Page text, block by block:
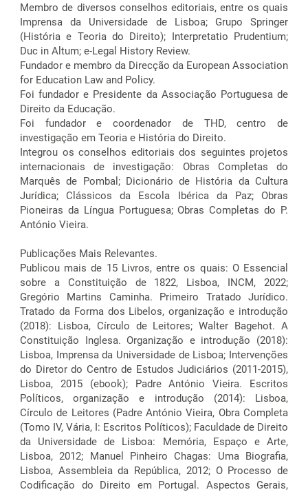
Membro de diversos conselhos editoriais, entre os quais
Imprensa da Universidade de Lisboa; Grupo Springer
(História e Teoria do Direito); Interpretatio Prudentium;
Duc in Altum; e-Legal History Review.
Fundador e membro da Direcção da European Association
for Education Law and Policy.
Foi fundador e Presidente da Associação Portuguesa de
Direito da Educação.
Foi fundador e coordenador de THD, centro de
investigação em Teoria e História do Direito.
Integrou os conselhos editoriais dos seguintes projetos
internacionais de investigação: Obras Completas do
Marquês de Pombal; Dicionário de História da Cultura
Jurídica; Clássicos da Escola Ibérica da Paz; Obras
Pioneiras da Língua Portuguesa; Obras Completas do P.
António Vieira.
Publicações Mais Relevantes.
Publicou mais de 15 Livros, entre os quais: O Essencial
sobre a Constituição de 1822, Lisboa, INCM, 2022;
Gregório Martins Caminha. Primeiro Tratado Jurídico.
Tratado da Forma dos Libelos, organização e introdução
(2018): Lisboa, Círculo de Leitores; Walter Bagehot. A
Constituição Inglesa. Organização e introdução (2018):
Lisboa, Imprensa da Universidade de Lisboa; Intervenções
do Diretor do Centro de Estudos Judiciários (2011-2015),
Lisboa, 2015 (ebook); Padre António Vieira. Escritos
Políticos, organização e introdução (2014): Lisboa,
Círculo de Leitores (Padre António Vieira, Obra Completa
(Tomo IV, Vária, I: Escritos Políticos); Faculdade de Direito
da Universidade de Lisboa: Memória, Espaço e Arte,
Lisboa, 2012; Manuel Pinheiro Chagas: Uma Biografia,
Lisboa, Assembleia da República, 2012; O Processo de
Codificação do Direito em Portugal. Aspectos Gerais,